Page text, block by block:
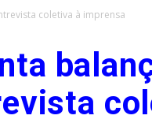
PB
coletiva à imprensa